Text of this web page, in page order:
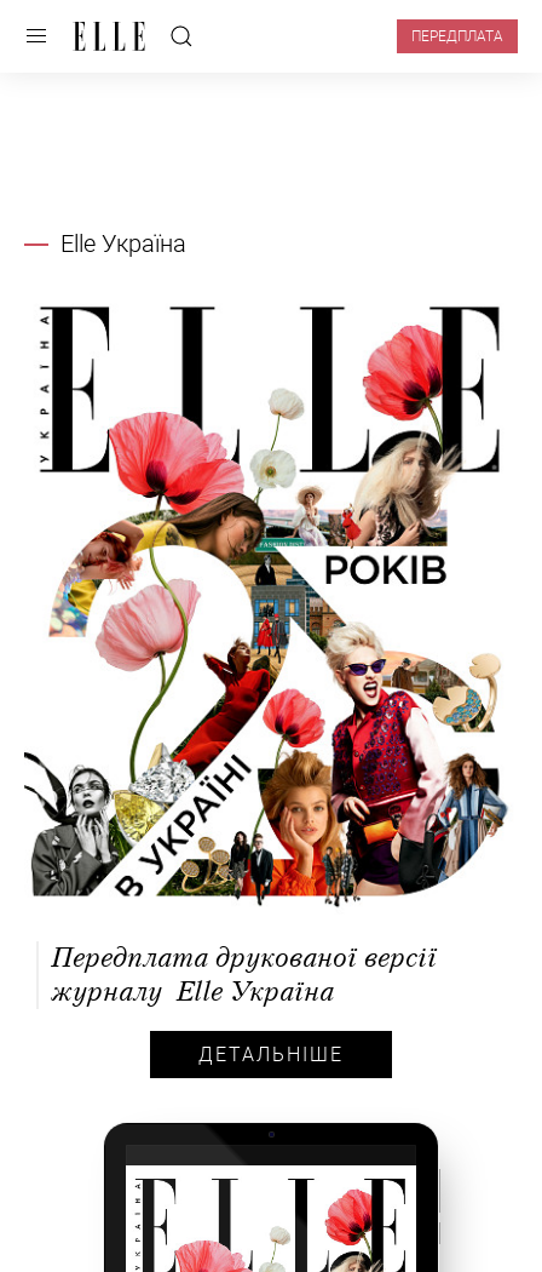
ПЕРЕДПЛАТА
Elle Україна
Передплата друкованої версії
журналу Elle Україна
ДЕТАЛЬНІШЕ